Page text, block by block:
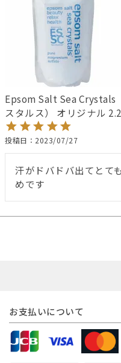
Epsom Salt Sea Crystals
スタルス） オリジナル
投稿日 2023/07/27
汗がドバドバ出てとて
めです
お支払いについて